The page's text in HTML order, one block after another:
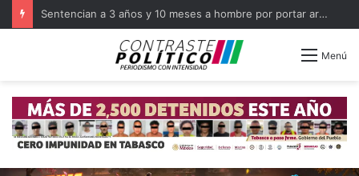
Sentencian a 3 años y 10 meses a hombre por portar arma en Balancán
Menú